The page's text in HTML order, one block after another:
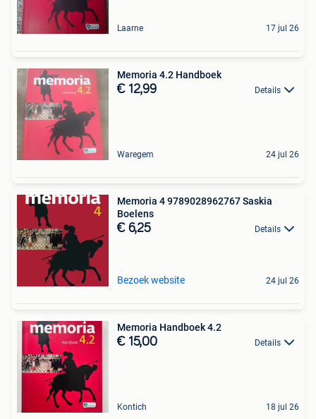
Laarne 17 jul 26
Memoria 4.2 Handboek
€ 12,99 Details
Waregem 24 jul 26
Memoria 4 9789028962767 Saskia
Boelens
€ 6,25 Details
Bezoek website 24 jul 26
Memoria Handboek 4.2
€ 15,00 Details
Kontich 18 jul 26